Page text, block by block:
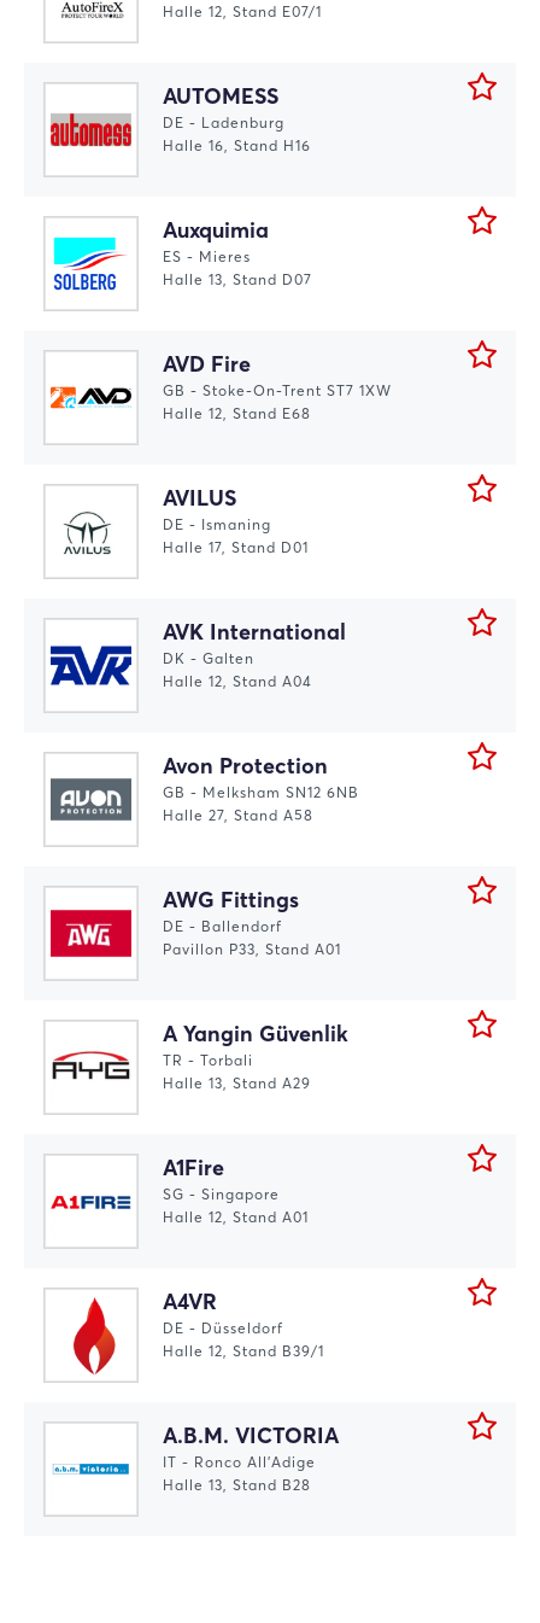
Halle 12, Stand E07/1
AUTOMESS
DE - Ladenburg
Halle 16, Stand H16
Auxquimia
ES - Mieres
Halle 13, Stand D07
AVD Fire
GB - Stoke-On-Trent ST7 1XW
Halle 12, Stand E68
AVILUS
DE - Ismaning
Halle 17, Stand D01
AVK International
DK - Galten
Halle 12, Stand A04
Avon Protection
GB - Melksham SN12 6NB
Halle 27, Stand A58
AWG Fittings
DE - Ballendorf
Pavillon P33, Stand A01
A Yangin Güvenlik
TR - Torbali
Halle 13, Stand A29
A1Fire
SG - Singapore
Halle 12, Stand A01
A4VR
DE - Düsseldorf
Halle 12, Stand B39/1
A.B.M. VICTORIA
IT - Ronco All'Adige
Halle 13, Stand B28